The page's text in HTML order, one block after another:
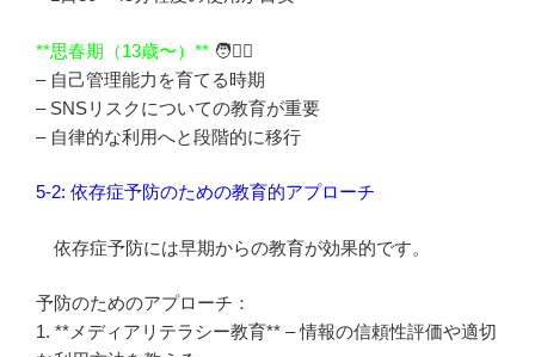
**思春期（13歳〜）** 🧑👱‍♀️
– 自己管理能力を育てる時期
– SNSリスクについての教育が重要
– 自律的な利用へと段階的に移行
5-2: 依存症予防のための教育的アプローチ
依存症予防には早期からの教育が効果的です。
予防のためのアプローチ：
1. **メディアリテラシー教育** – 情報の信頼性評価や適切